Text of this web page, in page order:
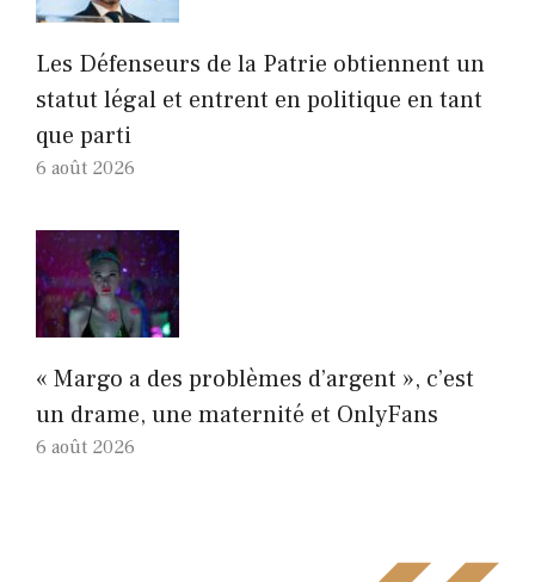
Les Défenseurs de la Patrie obtiennent un
statut légal et entrent en politique en tant
que parti
6 août 2026
« Margo a des problèmes d’argent », c’est
un drame, une maternité et OnlyFans
6 août 2026